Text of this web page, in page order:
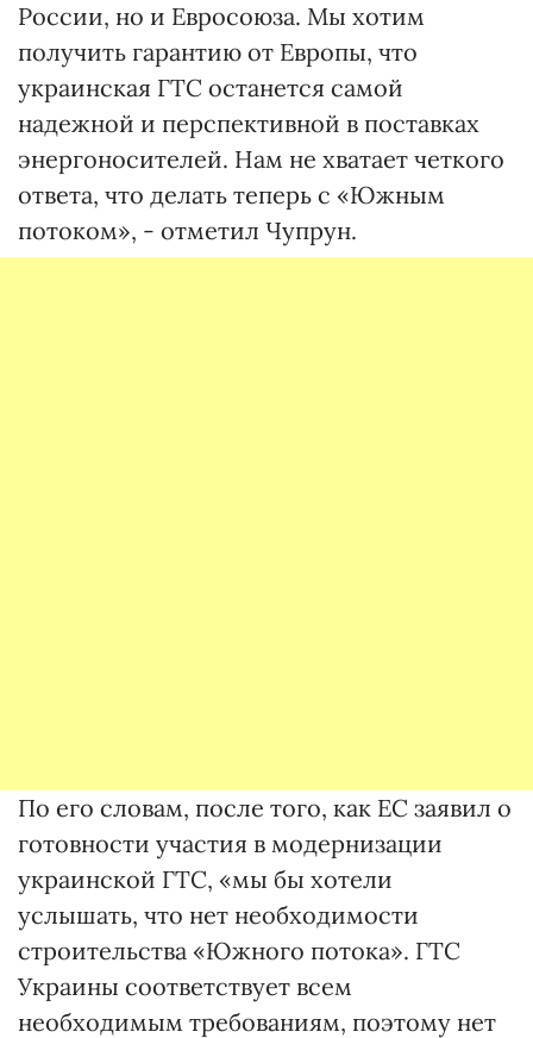
России, но и Евросоюза. Мы хотим
получить гарантию от Европы, что
украинская ГТС останется самой
надежной и перспективной в поставках
энергоносителей. Нам не хватает четкого
ответа, что делать теперь с «Южным
потоком», - отметил Чупрун.
По его словам, после того, как ЕС заявил о
готовности участия в модернизации
украинской ГТС, «мы бы хотели
услышать, что нет необходимости
строительства «Южного потока». ГТС
Украины соответствует всем
необходимым требованиям, поэтому нет